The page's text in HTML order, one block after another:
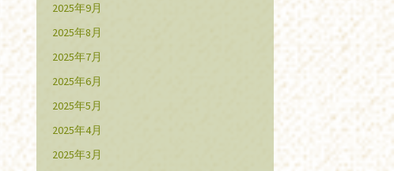
2025年9月
2025年8月
2025年7月
2025年6月
2025年5月
2025年4月
2025年3月